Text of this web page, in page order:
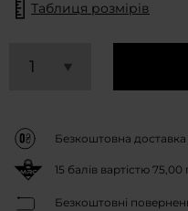
Таблиця розмірів
Безкоштовна доставка
15 балів вартістю 75,00
Безкоштовні